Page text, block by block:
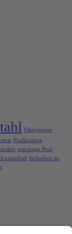
Filterpumpe
Poolheizung
rutschiger Pool
Sicherheit im